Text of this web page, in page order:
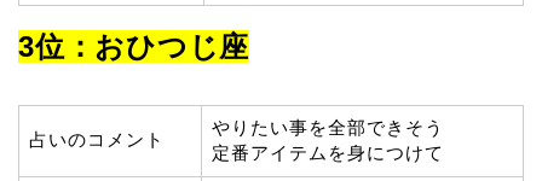
3位：おひつじ座
占いのコメント
やりたい事を全部できそう
定番アイテムを身につけて